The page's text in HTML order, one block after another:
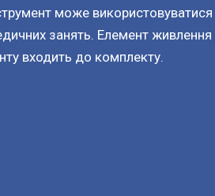
може
занять. Елемент живлення
входить до комплекту.